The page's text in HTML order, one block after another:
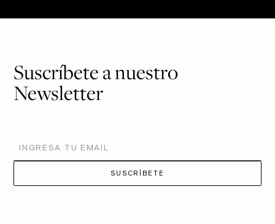
Suscríbete a nuestro
Newsletter